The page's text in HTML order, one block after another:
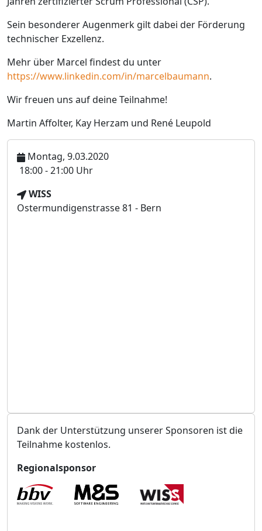
Sein besonderer Augenmerk gilt dabei der Förderung
technischer Exzellenz.
Mehr über Marcel findest du unter
https://www.linkedin.com/in/marcelbaumann.
Wir freuen uns auf deine Teilnahme!
Martin Affolter, Kay Herzam und René Leupold
Montag, 9.03.2020
U
r
z
18:00 - 21:00 Uhr
V
e
t
WISS
Ostermundigenstrasse 81 - Bern
Dank der Unterstützung unserer Sponsoren ist die
Teilnahme kostenlos.
Regionalsponsor